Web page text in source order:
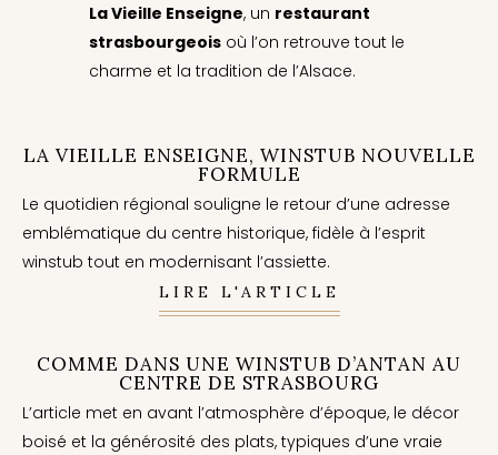
La Vieille Enseigne, un restaurant
strasbourgeoisoù l’on retrouve tout le
charme et la tradition de l’Alsace.
LA VIEILLE ENSEIGNE, WINSTUB NOUVELLE
FORMULE
Le quotidien régional souligne le retour d’une adresse
emblématique du centre historique, fidèle à l’esprit
winstub tout en modernisant l’assiette.
LIRE L'ARTICLE
COMME DANS UNE WINSTUB D’ANTAN AU
CENTRE DE STRASBOURG
L’article met en avant l’atmosphère d’époque, le décor
boisé et la générosité des plats, typiques d’une vraie